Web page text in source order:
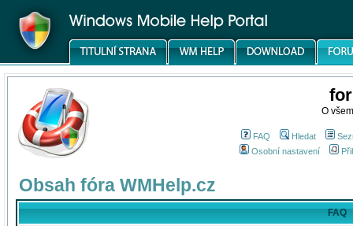
O
FAQ Hledat
Osobní nastavení
Obsah fóra WMHelp.cz
FAQ